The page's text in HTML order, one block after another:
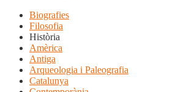
Biografies
Filosofia
Història
Amèrica
Antiga
Arqueologia i Paleografia
Catalunya